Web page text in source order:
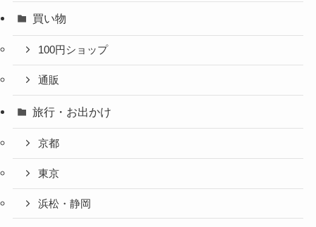
買い物
100円ショップ
通販
旅行・お出かけ
京都
東京
浜松・静岡